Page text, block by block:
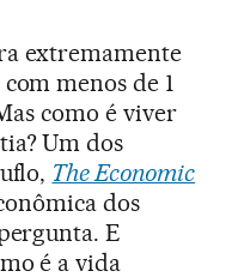
extremamente
menos de 1
como é viver
Um dos
The Economic
dos
E
é a vida